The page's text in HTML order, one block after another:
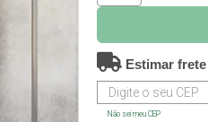
Estimar frete
Não sei meu CEP